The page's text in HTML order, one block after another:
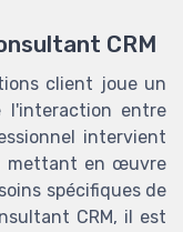
CRM
client joue un
l'interaction entre
intervient
mettant en œuvre
spécifiques de
CRM, il est